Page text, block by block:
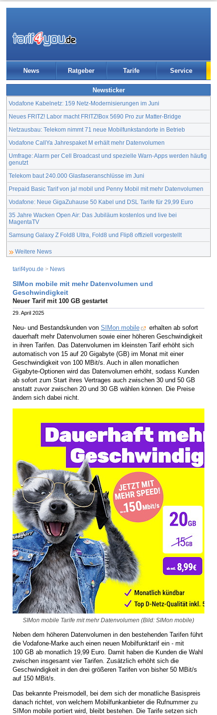
News Ratgeber Tarife Service
Newsticker
Vodafone Kabelnetz: 159 Netz-Modernisierungen im Juni
Neues FRITZ! Labor macht FRITZ!Box 5690 Pro zur Matter-Bridge
Netzausbau: Telekom nimmt 71 neue Mobilfunkstandorte in Betrieb
Vodafone CallYa Jahrespaket M erhält mehr Datenvolumen
Umfrage: Alarm per Cell Broadcast und spezielle Warn-Apps werden häufig
genutzt
Telekom baut 240.000 Glasfaseranschlüsse im Juni
Prepaid Basic Tarif von ja! mobil und Penny Mobil mit mehr Datenvolumen
Vodafone: Neue GigaZuhause 50 Kabel und DSL Tarife für 29,99 Euro
35 Jahre Wacken Open Air: Das Jubiläum kostenlos und live bei
MagentaTV
Samsung Galaxy Z Fold8 Ultra, Fold8 und Flip8 offiziell vorgestellt
Weitere News
tarif4you.de > News
SIMon mobile mit mehr Datenvolumen und
Geschwindigkeit
Neuer Tarif mit 100 GB gestartet
29. April 2025
Neu- und Bestandskunden von SIMon mobile
erhalten ab sofort
dauerhaft mehr Datenvolumen sowie einer höheren Geschwindigkeit
in ihren Tarifen. Das Datenvolumen im kleinsten Tarif erhöht sich
automatisch von 15 auf 20 Gigabyte (GB) im Monat mit einer
Geschwindigkeit von 100 MBit/s. Auch in allen monatlichen
Gigabyte-Optionen wird das Datenvolumen erhöht, sodass Kunden
ab sofort zum Start ihres Vertrages auch zwischen 30 und 50 GB
anstatt zuvor zwischen 20 und 30 GB wählen können. Die Preise
ändern sich dabei nicht.
SIMon mobile Tarife mit mehr Datenvolumen (Bild: SIMon mobile)
Neben dem höheren Datenvolumen in den bestehenden Tarifen führt
die Vodafone-Marke auch einen neuen Mobilfunktarif ein - mit
100 GB ab monatlich 19,99 Euro. Damit haben die Kunden die Wahl
zwischen insgesamt vier Tarifen. Zusätzlich erhöht sich die
Geschwindigkeit in den drei größeren Tarifen von bisher 50 MBit/s
auf 150 MBit/s.
Das bekannte Preismodell, bei dem sich der monatliche Basispreis
danach richtet, von welchem Mobilfunkanbieter die Rufnummer zu
SIMon mobile portiert wird, bleibt bestehen. Die Tarife setzen sich